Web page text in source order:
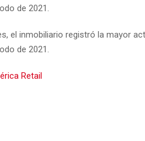
de 2021.
el inmobiliario registró la mayor
de 2021.
Retail